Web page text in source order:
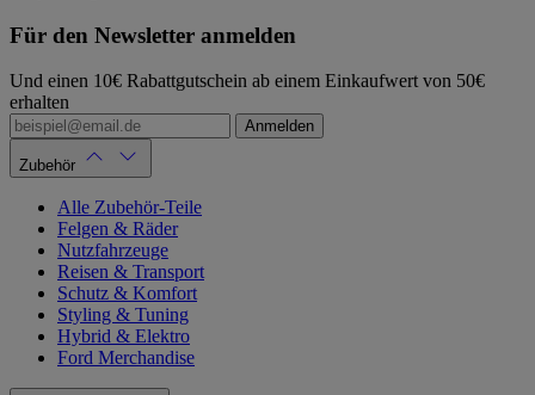
Für den Newsletter anmelden
Und einen 10€ Rabattgutschein ab einem Einkaufwert von 50€
erhalten
Anmelden
Zubehör
Alle Zubehör-Teile
Felgen & Räder
Nutzfahrzeuge
Reisen & Transport
Schutz & Komfort
Styling & Tuning
Hybrid & Elektro
Ford Merchandise